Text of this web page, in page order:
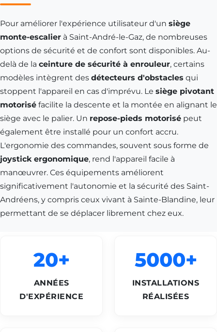
Pour améliorer l'expérience utilisateur d'un siège
monte-escalier à Saint-André-le-Gaz, de nombreuses
options de sécurité et de confort sont disponibles. Au-
delà de la ceinture de sécurité à enrouleur, certains
modèles intègrent des détecteurs d'obstacles qui
stoppent l'appareil en cas d'imprévu. Le siège pivotant
motorisé facilite la descente et la montée en alignant le
siège avec le palier. Un repose-pieds motorisé peut
également être installé pour un confort accru.
L'ergonomie des commandes, souvent sous forme de
joystick ergonomique, rend l'appareil facile à
manœuvrer. Ces équipements améliorent
significativement l'autonomie et la sécurité des Saint-
Andréens, y compris ceux vivant à Sainte-Blandine, leur
permettant de se déplacer librement chez eux.
20+
ANNÉES
D'EXPÉRIENCE
5000+
INSTALLATIONS
RÉALISÉES